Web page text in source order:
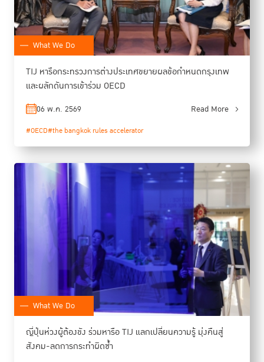
What We Do
TIJ หารือกระทรวงการต่างประเทศขยายผลข้อกำหนดกรุงเทพ
และผลักดันการเข้าร่วม OECD
06 พ.ค. 2569 Read More
#OECD#the bangkok rules accelerator
What We Do
ญี่ปุ่นห่วงผู้ต้องขัง ร่วมหารือ TIJ แลกเปลี่ยนความรู้ มุ่งคืนสู่
สังคม-ลดการกระทำผิดซ้ำ